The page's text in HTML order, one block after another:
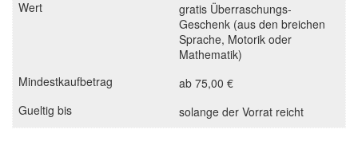
gratis Überraschungs-
Geschenk (aus den breichen
Sprache, Motorik oder
Mathematik)
ab 75,00 €
solange der Vorrat reicht